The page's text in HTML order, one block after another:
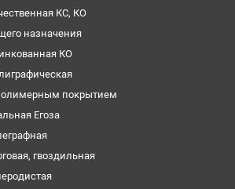
КС, КО
назначения
КО
покрытием
Егоза
гвоздильная